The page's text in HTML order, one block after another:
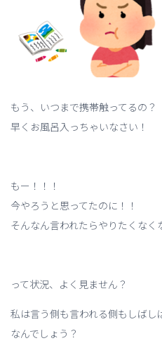
もう、いつまで携帯触ってるの？
早くお風呂入っちゃいなさい！
もー！！！
今やろうと思ってたのに！！
そんなん言われたらやりたくなく
って状況、よく見ません？
私は言う側も言われる側もしば
なんでしょう？